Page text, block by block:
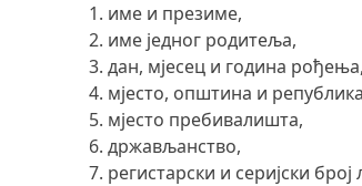
име и презиме,
име једног родитеља,
дан, мјесец и година рођења,
мјесто, општина и
мјесто пребивалишта,
држављанство,
регистарски и серијски